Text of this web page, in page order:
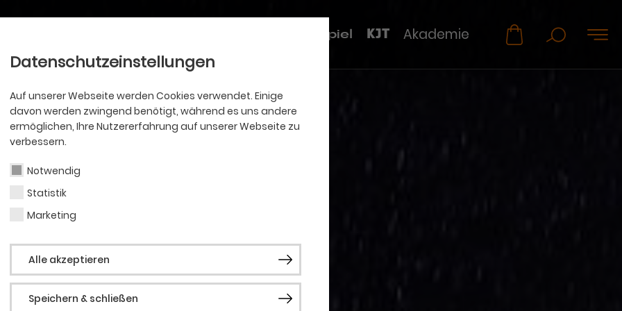
Datenschutzeinstellungen
Auf unserer Webseite werden Cookies verwendet. Einige
davon werden zwingend benötigt, während es uns andere
ermöglichen, Ihre Nutzererfahrung auf unserer Webseite zu
verbessern.
Notwendig
Statistik
Marketing
Alle akzeptieren
Speichern & schließen
Schauspiel KJT Akademie